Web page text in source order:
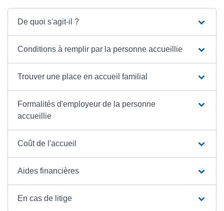
De quoi s'agit-il ?
Conditions à remplir par la personne accueillie
Trouver une place en accueil familial
Formalités d'employeur de la personne
accueillie
Coût de l'accueil
Aides financières
En cas de litige